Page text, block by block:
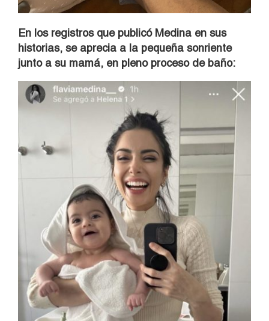
En los registros que publicó Medina en sus
historias, se aprecia a la pequeña sonriente
junto a su mamá, en pleno proceso de baño: